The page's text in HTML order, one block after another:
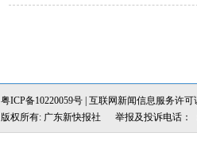
粤ICP备10220059号 | 互联网新闻信息服务许可
版权所有: 广东新快报社 举报及投诉电话：（